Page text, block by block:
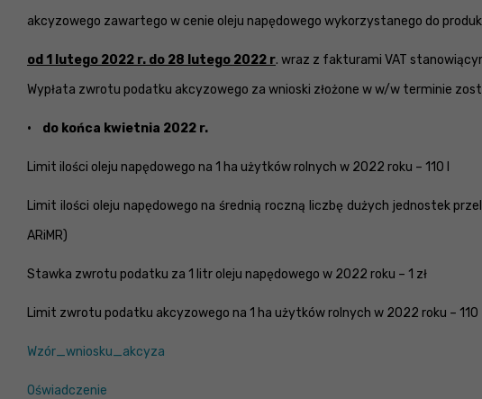
akcyzowego zawartego w cenie oleju napędowego wykorzystanego do
od 1 lutego 2022 r. do 28 lutego 2022 r. wraz z fakturami VAT
Wypłata zwrotu podatku akcyzowego za wnioski złożone w w/w terminie
• do końca kwietnia 2022 r.
Limit ilości oleju napędowego na 1 ha użytków rolnych w 2022 roku – 110 l
Limit ilości oleju napędowego na średnią roczną liczbę dużych jednostek
ARiMR)
Stawka zwrotu podatku za 1 litr oleju napędowego w 2022 roku – 1 zł
Limit zwrotu podatku akcyzowego na 1 ha użytków rolnych w 2022 roku – 110
Wzór_wniosku_akcyza
Oświadczenie